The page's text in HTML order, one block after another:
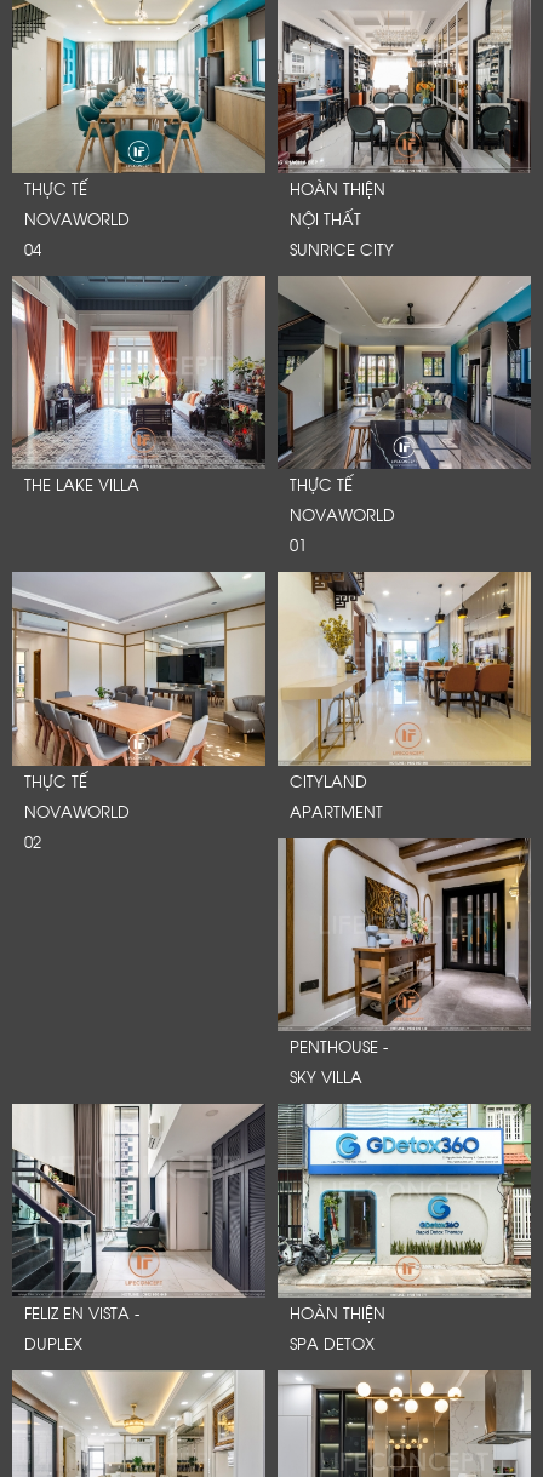
THỰC TẾ
NOVAWORLD
04
HOÀN THIỆN
NỘI THẤT
SUNRICE CITY
THE LAKE VILLA
THỰC TẾ
NOVAWORLD
01
THỰC TẾ
NOVAWORLD
02
CITYLAND
APARTMENT
PENTHOUSE -
SKY VILLA
FELIZ EN VISTA -
DUPLEX
HOÀN THIỆN
SPA DETOX